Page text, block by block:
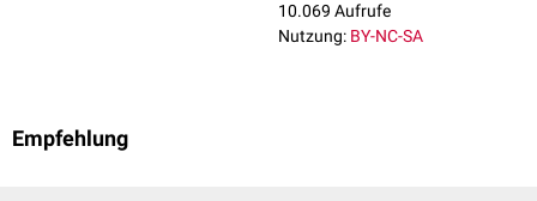
10.069 Aufrufe
Nutzung: BY-NC-SA
Empfehlung